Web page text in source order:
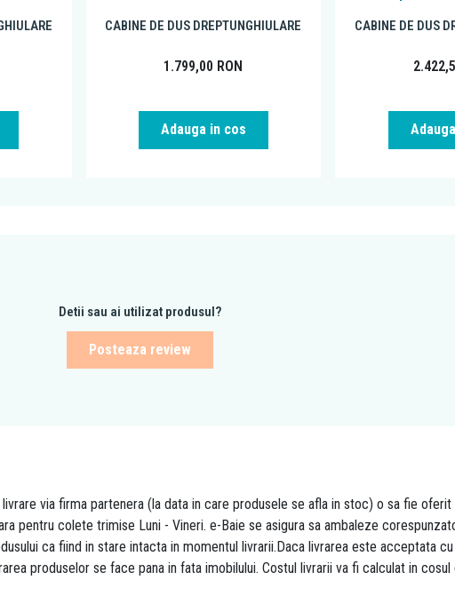
CABINE DE DUS DREPTUNGHIULARE
1.799,00 RON
Adauga in cos
CABINE DE DUS
Detii sau ai utilizat produsul?
Posteaza review
via firma partenera (la data in care produsele se afla in stoc) o sa fie
pentru colete trimise Luni - Vineri. e-Baie se asigura sa ambaleze
ca fiind in stare intacta in momentul livrarii.Daca livrarea este acceptata
produselor se face pana in fata imobilului. Costul livrarii va fi calculat in